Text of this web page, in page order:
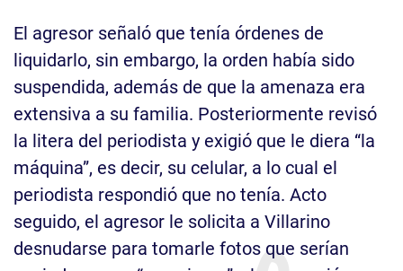
El agresor señaló que tenía órdenes de
liquidarlo, sin embargo, la orden había sido
suspendida, además de que la amenaza era
extensiva a su familia. Posteriormente revisó
la litera del periodista y exigió que le diera “la
máquina”, es decir, su celular, a lo cual el
periodista respondió que no tenía. Acto
seguido, el agresor le solicita a Villarino
desnudarse para tomarle fotos que serían